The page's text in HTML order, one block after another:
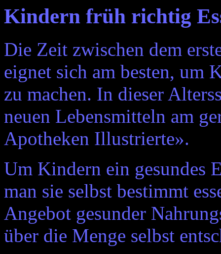
Kindern früh richtig
Die Zeit zwischen dem
eignet sich am besten, um
zu machen. In dieser
neuen Lebensmitteln am
Apotheken Illustrierte».
Um Kindern ein gesundes
man sie selbst bestimmt
Angebot gesunder
über die Menge selbst